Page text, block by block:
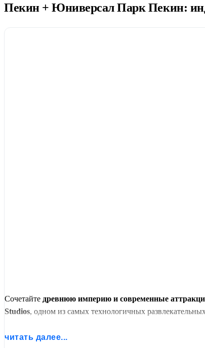
Пекин + Юниверсал Парк Пекин:
Сочетайте древнюю империю и современные
Studios, одном из самых технологичных
читать далее...